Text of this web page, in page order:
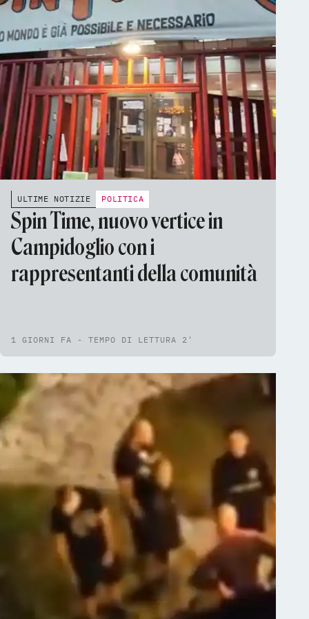
ULTIME NOTIZIE POLITICA
Spin Time, nuovo vertice in
Campidoglio con i
rappresentanti della comunità
1 GIORNI FA - TEMPO DI LETTURA 2'